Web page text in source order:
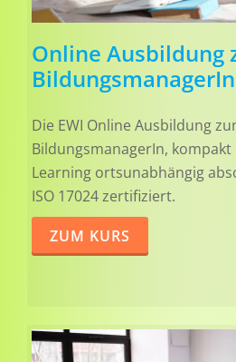
Online Ausbildung
BildungsmanagerIn
Die EWI Online Ausbildung
BildungsmanagerIn,
Learning ortsunabhängig
ISO 17024 zertifiziert.
ZUM KURS